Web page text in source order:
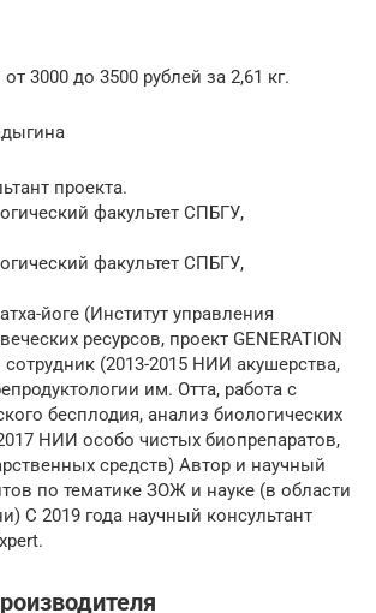
3000 до 3500 рублей за 2,61 кг.
проекта.
факультет СПБГУ,
факультет СПБГУ,
йоге (Институт управления
ресурсов, проект GENERATION
(2013-2015 НИИ акушерства,
им. Отта, работа с
бесплодия, анализ биологических
НИИ особо чистых биопрепаратов,
средств) Автор и научный
по тематике ЗОЖ и науке (в области
C 2019 года научный консультант